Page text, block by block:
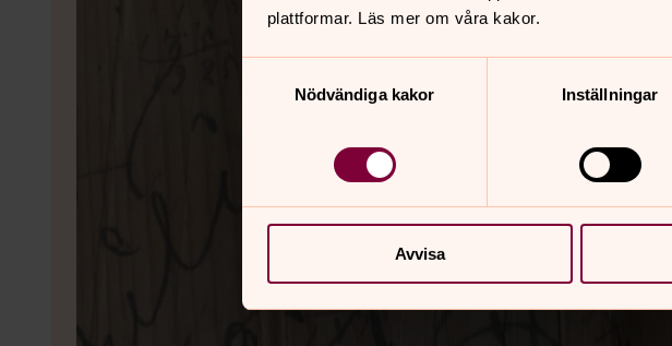
plattformar. Läs mer om våra kakor.
Nödvändiga kakor
Inställningar
Avvisa